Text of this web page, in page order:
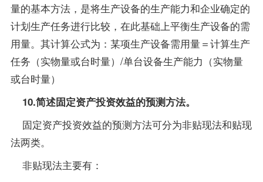
量的基本方法，是将生产设备的生产能力和企业确定的
计划生产任务进行比较，在此基础上平衡生产设备的需
用量。其计算公式为：某项生产设备需用量＝计算生产
任务（实物量或台时量）/单台设备生产能力（实物量
或台时量）
10.简述固定资产投资效益的预测方法。
固定资产投资效益的预测方法可分为非贴现法和贴现
法两类。
非贴现法主要有：